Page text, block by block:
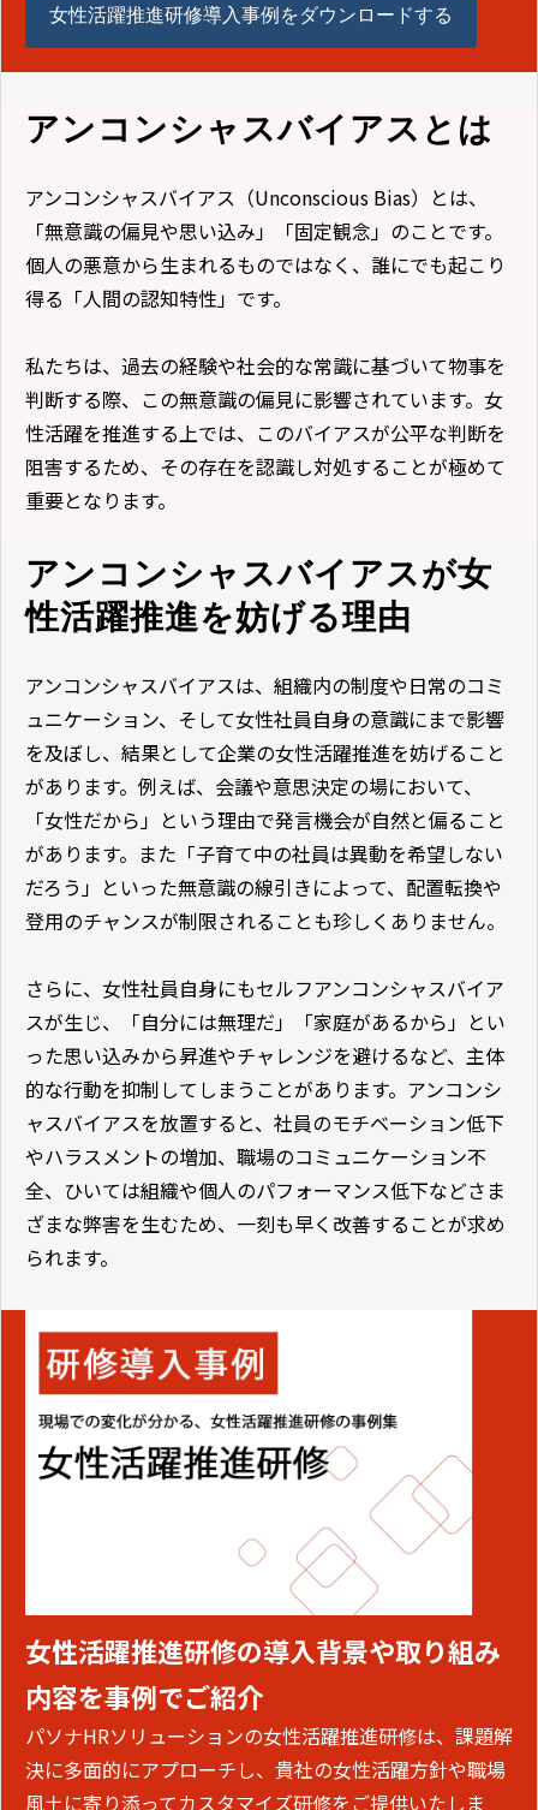
女性活躍推進研修導入事例をダウンロードする
アンコンシャスバイアスとは
アンコンシャスバイアス（Unconscious Bias）とは、
「無意識の偏見や思い込み」「固定観念」のことです。
個人の悪意から生まれるものではなく、誰にでも起こり
得る「人間の認知特性」です。
私たちは、過去の経験や社会的な常識に基づいて物事を
判断する際、この無意識の偏見に影響されています。女
性活躍を推進する上では、このバイアスが公平な判断を
阻害するため、その存在を認識し対処することが極めて
重要となります。
アンコンシャスバイアスが女
性活躍推進を妨げる理由
アンコンシャスバイアスは、組織内の制度や日常のコミ
ュニケーション、そして女性社員自身の意識にまで影響
を及ぼし、結果として企業の女性活躍推進を妨げること
があります。例えば、会議や意思決定の場において、
「女性だから」という理由で発言機会が自然と偏ること
があります。また「子育て中の社員は異動を希望しない
だろう」といった無意識の線引きによって、配置転換や
登用のチャンスが制限されることも珍しくありません。
さらに、女性社員自身にもセルフアンコンシャスバイア
スが生じ、「自分には無理だ」「家庭があるから」とい
った思い込みから昇進やチャレンジを避けるなど、主体
的な行動を抑制してしまうことがあります。アンコンシ
ャスバイアスを放置すると、社員のモチベーション低下
やハラスメントの増加、職場のコミュニケーション不
全、ひいては組織や個人のパフォーマンス低下などさま
ざまな弊害を生むため、一刻も早く改善することが求め
られます。
女性活躍推進研修の導入背景や取り組み
内容を事例でご紹介
パソナHRソリューションの女性活躍推進研修は、課題解
決に多面的にアプローチし、貴社の女性活躍方針や職場
風土に寄り添ってカスタマイズ研修をご提供いたしま